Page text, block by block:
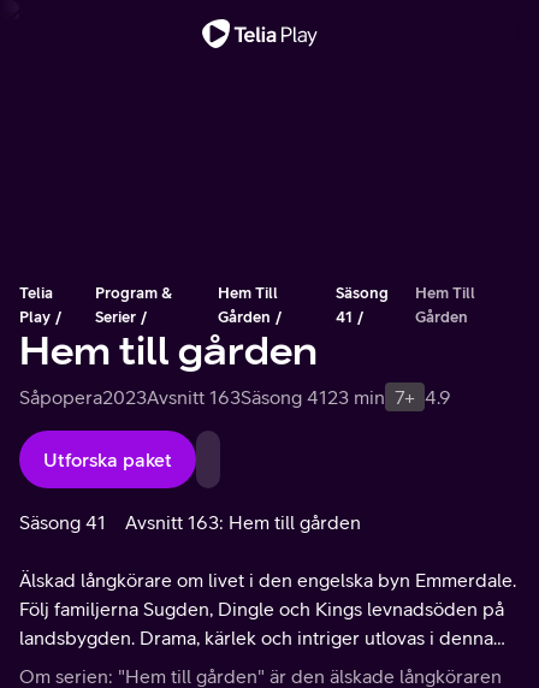
Telia
Play
Program &
Serier
Hem Till
Gården
Säsong
41
Hem Till
Gården
Hem till gården
Såpopera2023Avsnitt 163Säsong 4123 min 7+ 4.9
Utforska paket
Säsong 41 Avsnitt 163: Hem till gården
Älskad långkörare om livet i den engelska byn Emmerdale.
Följ familjerna Sugden, Dingle och Kings levnadsöden på
landsbygden. Drama, kärlek och intriger utlovas i denna
såpaklassiker som gått i rutan sedan 1972.
Om serien: "Hem till gården" är den älskade långköraren